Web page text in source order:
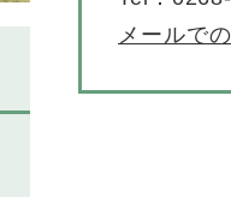
メールで